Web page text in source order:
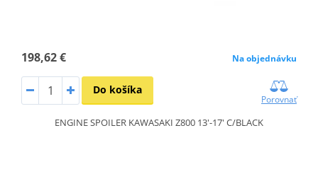
198,62 € Na objednávku
Do košíka
Porovnať
ENGINE SPOILER KAWASAKI Z800 13'-17' C/BLACK